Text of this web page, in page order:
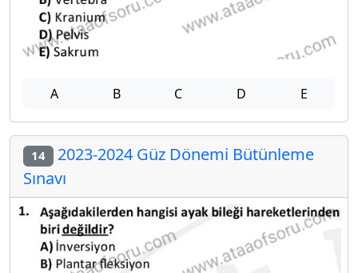
A B C D E
14 2023-2024 Güz Dönemi Bütünleme
Sınavı